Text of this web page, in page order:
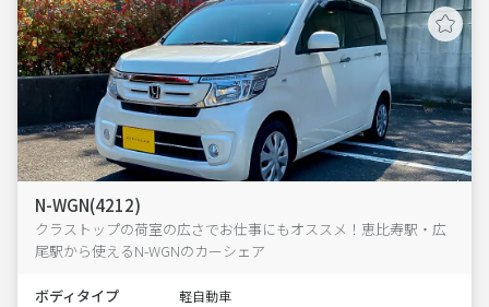
N-WGN(4212)
クラストップの荷室の広さでお仕事にもオススメ！恵比寿駅・広
尾駅から使えるN-WGNのカーシェア
ボディタイプ 軽自動車